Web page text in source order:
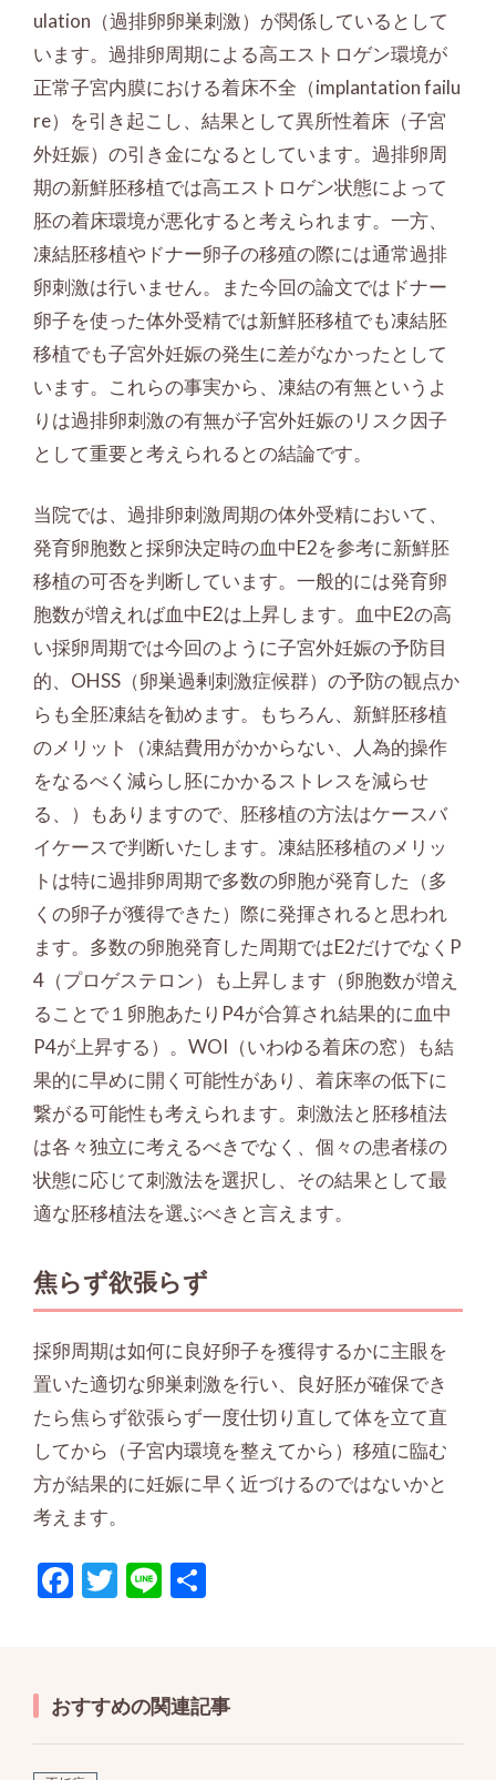
ulation（過排卵卵巣刺激）が関係しているとして
います。過排卵周期による高エストロゲン環境が
正常子宮内膜における着床不全（implantation failu
re）を引き起こし、結果として異所性着床（子宮
外妊娠）の引き金になるとしています。過排卵周
期の新鮮胚移植では高エストロゲン状態によって
胚の着床環境が悪化すると考えられます。一方、
凍結胚移植やドナー卵子の移殖の際には通常過排
卵刺激は行いません。また今回の論文ではドナー
卵子を使った体外受精では新鮮胚移植でも凍結胚
移植でも子宮外妊娠の発生に差がなかったとして
います。これらの事実から、凍結の有無というよ
りは過排卵刺激の有無が子宮外妊娠のリスク因子
として重要と考えられるとの結論です。
当院では、過排卵刺激周期の体外受精において、
発育卵胞数と採卵決定時の血中E2を参考に新鮮胚
移植の可否を判断しています。一般的には発育卵
胞数が増えれば血中E2は上昇します。血中E2の高
い採卵周期では今回のように子宮外妊娠の予防目
的、OHSS（卵巣過剰刺激症候群）の予防の観点か
らも全胚凍結を勧めます。もちろん、新鮮胚移植
のメリット（凍結費用がかからない、人為的操作
をなるべく減らし胚にかかるストレスを減らせ
る、）もありますので、胚移植の方法はケースバ
イケースで判断いたします。凍結胚移植のメリッ
トは特に過排卵周期で多数の卵胞が発育した（多
くの卵子が獲得できた）際に発揮されると思われ
ます。多数の卵胞発育した周期ではE2だけでなくP
4（プロゲステロン）も上昇します（卵胞数が増え
ることで１卵胞あたりP4が合算され結果的に血中
P4が上昇する）。WOI（いわゆる着床の窓）も結
果的に早めに開く可能性があり、着床率の低下に
繋がる可能性も考えられます。刺激法と胚移植法
は各々独立に考えるべきでなく、個々の患者様の
状態に応じて刺激法を選択し、その結果として最
適な胚移植法を選ぶべきと言えます。
焦らず欲張らず
採卵周期は如何に良好卵子を獲得するかに主眼を
置いた適切な卵巣刺激を行い、良好胚が確保でき
たら焦らず欲張らず一度仕切り直して体を立て直
してから（子宮内環境を整えてから）移殖に臨む
方が結果的に妊娠に早く近づけるのではないかと
考えます。
F
b
o
o
T
Li
おすすめの関連記事